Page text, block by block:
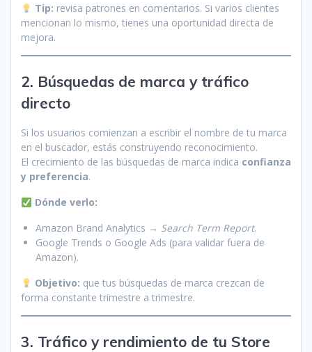
Tip: revisa patrones en comentarios. Si varios clientes
mencionan lo mismo, tienes una oportunidad directa de
mejora.
2. Búsquedas de marca y tráfico
directo
Si los usuarios comienzan a escribir el nombre de tu marca
en el buscador, estás construyendo reconocimiento.
El crecimiento de las búsquedas de marca indica confianza
y preferencia.
Dónde verlo:
Amazon Brand Analytics → Search Term Report.
Google Trends o Google Ads (para validar fuera de
Amazon).
Objetivo: que tus búsquedas de marca crezcan de
forma constante trimestre a trimestre.
3. Tráfico y rendimiento de tu Store